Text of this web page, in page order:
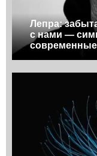
Лепра:
с нами —